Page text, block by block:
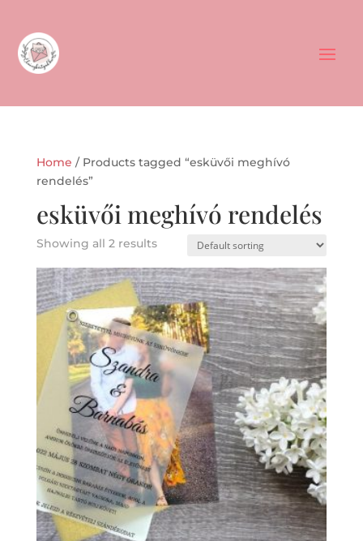
Home / Products tagged “esküvői meghívó
rendelés”
esküvői meghívó rendelés
Showing all 2 results